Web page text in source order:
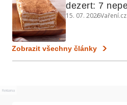
dezert: 7
a koláčů
15. 07. 2026Vaření.cz
Zobrazit všechny články
Reklama